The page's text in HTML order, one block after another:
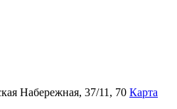
Набережная, 37/11, 70 Карта